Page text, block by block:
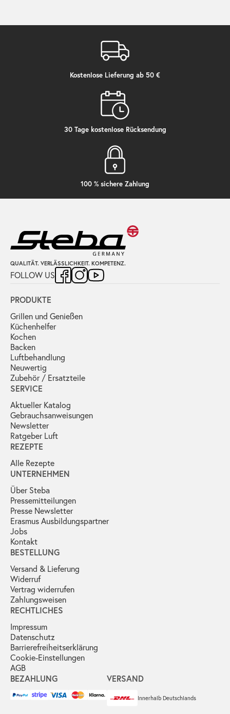
Kostenlose Lieferung ab 50 €
30 Tage kostenlose Rücksendung
100 % sichere Zahlung
QUALITÄT. VERLÄSSLICHKEIT. KOMPETENZ.
FOLLOW US
PRODUKTE
Grillen und Genießen
Küchenhelfer
Kochen
Backen
Luftbehandlung
Neuwertig
Zubehör / Ersatzteile
SERVICE
Aktueller Katalog
Gebrauchs­anweisungen
Newsletter
Ratgeber Luft
REZEPTE
Alle Rezepte
UNTERNEHMEN
Über Steba
Pressemitteilungen
Presse Newsletter
Erasmus Ausbildungspartner
Jobs
Kontakt
BESTELLUNG
Versand & Lieferung
Widerruf
Vertrag widerrufen
Zahlungsweisen
RECHTLICHES
Impressum
Datenschutz
Barrierefreiheitserklärung
Cookie-Einstellungen
AGB
BEZAHLUNG VERSAND
Innerhalb Deutschlands